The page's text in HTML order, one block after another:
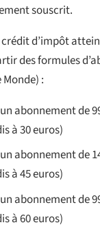
souscrit.
d’impôt
des formules
:
abonnement de
à 30 euros)
abonnement de
à 45 euros)
abonnement de
à 60 euros)